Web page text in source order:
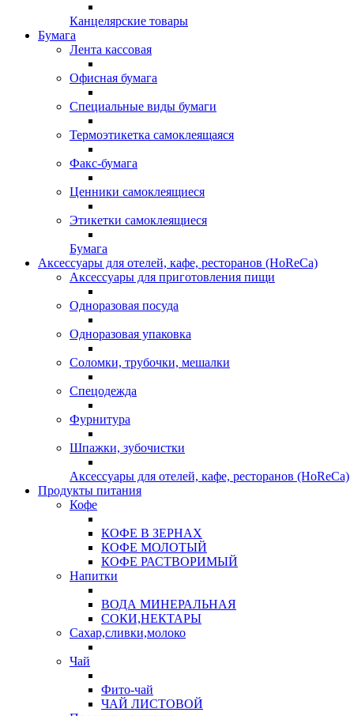
Канцелярские товары
Бумага
Лента кассовая
Офисная бумага
Специальные виды бумаги
Термоэтикетка самоклеящаяся
Факс-бумага
Ценники самоклеящиеся
Этикетки самоклеящиеся
Бумага
Аксессуары для отелей, кафе, ресторанов (HoReCa)
Аксессуары для приготовления пищи
Одноразовая посуда
Одноразовая упаковка
Соломки, трубочки, мешалки
Спецодежда
Фурнитура
Шпажки, зубочистки
Аксессуары для отелей, кафе, ресторанов (HoReCa)
Продукты питания
Кофе
КОФЕ В ЗЕРНАХ
КОФЕ МОЛОТЫЙ
КОФЕ РАСТВОРИМЫЙ
Напитки
ВОДА МИНЕРАЛЬНАЯ
СОКИ,НЕКТАРЫ
Сахар,сливки,молоко
Чай
Фито-чай
ЧАЙ ЛИСТОВОЙ